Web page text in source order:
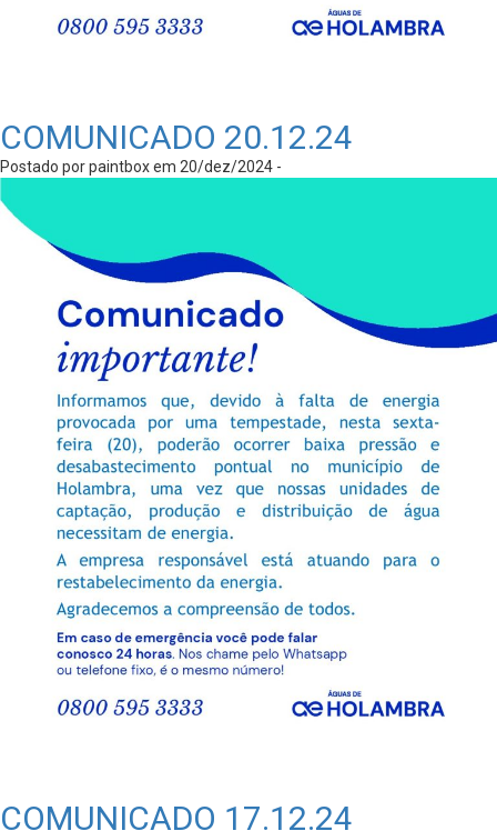
COMUNICADO 20.12.24
Postado por paintbox em 20/dez/2024 -
COMUNICADO 17.12.24